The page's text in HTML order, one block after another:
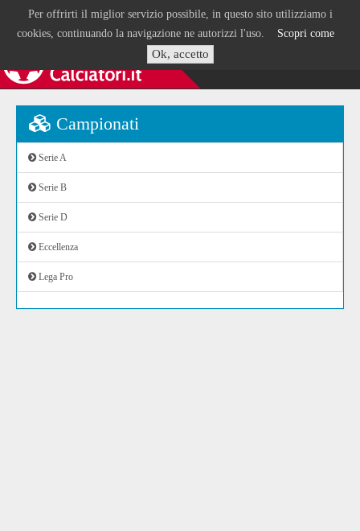
Per offrirti il miglior servizio possibile, in questo sito utilizziamo i
cookies, continuando la navigazione ne autorizzi l'uso. Scopri come
Ok, accetto
Campionati
Serie A
Serie B
Serie D
Eccellenza
Lega Pro